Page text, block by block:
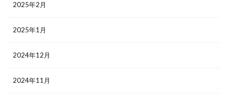
2025年2月
2025年1月
2024年12月
2024年11月